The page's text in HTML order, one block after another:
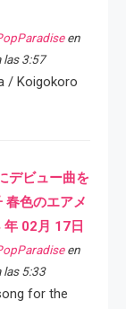
en
las 3:57
/ Koigokoro
デビュー曲を
春色のエアメ
02月 17日
en
las 5:33
for the